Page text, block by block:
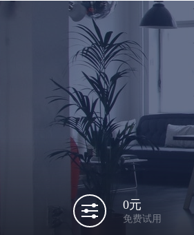
0元
免费试用